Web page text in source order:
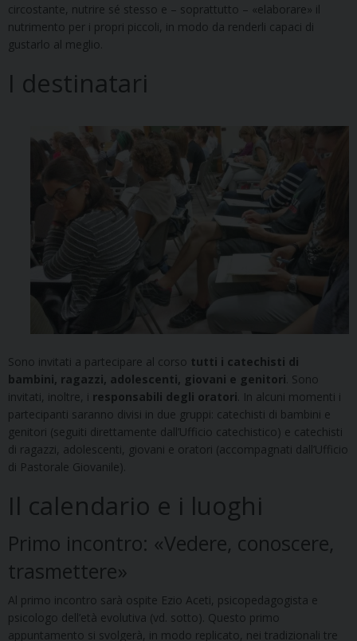
circostante, nutrire sé stesso e – soprattutto – «elaborare» il
nutrimento per i propri piccoli, in modo da renderli capaci di
gustarlo al meglio.
I destinatari
Sono invitati a partecipare al corso tutti i catechisti di
bambini, ragazzi, adolescenti, giovani e genitori . Sono
invitati, inoltre, i responsabili degli oratori . In alcuni momenti i
partecipanti saranno divisi in due gruppi: catechisti di bambini e
genitori (seguiti direttamente dall’Ufficio catechistico) e catechisti
di ragazzi, adolescenti, giovani e oratori (accompagnati dall’Ufficio
di Pastorale Giovanile).
Il calendario e i luoghi
Primo incontro: «Vedere, conoscere,
trasmettere»
Al primo incontro sarà ospite Ezio Aceti, psicopedagogista e
psicologo dell’età evolutiva (vd. sotto). Questo primo
appuntamento si svolgerà, in modo replicato, nei tradizionali tre